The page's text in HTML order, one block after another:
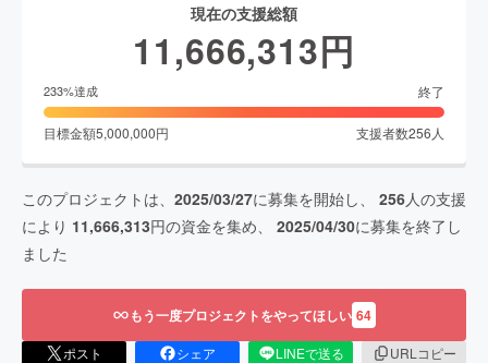
現在の支援総額
11,666,313円
233%達成 終了
目標金額5,000,000円 支援者数256 人
このプロジェクトは、 2025/03/27に募集を開始し、 256人の支援
により 11,666,313円の資金を集め、 2025/04/30に募集を終了し
ました
もう一度プロジェクトをやってほしい 64
ポスト シェア LINEで送る
URLコピー